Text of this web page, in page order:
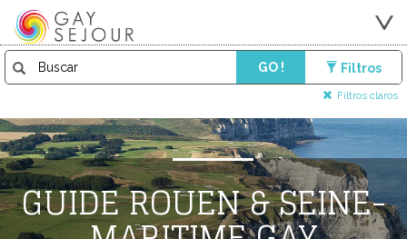
GO ! Filtros
Filtros claros
GUIDE ROUEN & SEINE-